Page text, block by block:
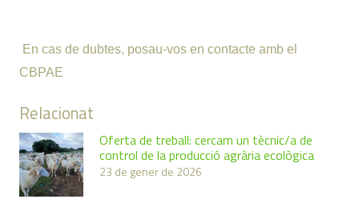
En cas de dubtes, posau-vos en contacte amb el
CBPAE
Relacionat
Oferta de treball: cercam un tècnic/a de
control de la producció agrària ecològica
23 de gener de 2026